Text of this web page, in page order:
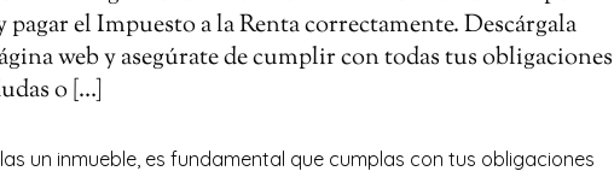
el Impuesto a la Renta correctamente. Descárgala
web y asegúrate de cumplir con todas tus obligaciones
o […]
un inmueble, es fundamental que cumplas con tus obligaciones